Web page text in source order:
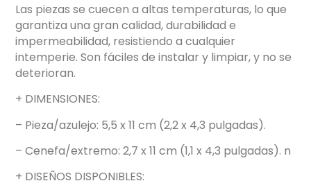
Las piezas se cuecen a altas temperaturas, lo que
garantiza una gran calidad, durabilidad e
impermeabilidad, resistiendo a cualquier
intemperie. Son fáciles de instalar y limpiar, y no se
deterioran.
+ DIMENSIONES:
– Pieza/azulejo: 5,5 x 11 cm (2,2 x 4,3 pulgadas).
– Cenefa/extremo: 2,7 x 11 cm (1,1 x 4,3 pulgadas). n
+ DISEÑOS DISPONIBLES: